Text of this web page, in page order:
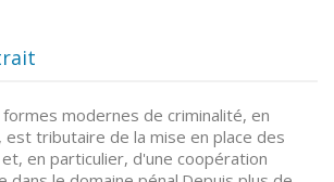
modernes de criminalité, en
est tributaire de la mise en place des
en particulier, d'une coopération